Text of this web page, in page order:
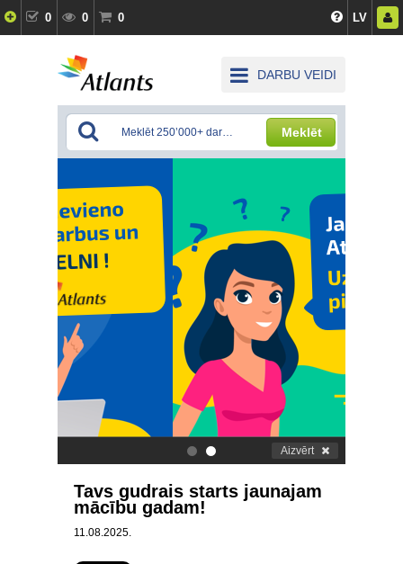
0 0 0 LV
DARBU VEIDI
Meklēt
. Aizvērt
Tavs gudrais starts jaunajam
mācību gadam!
11.08.2025.